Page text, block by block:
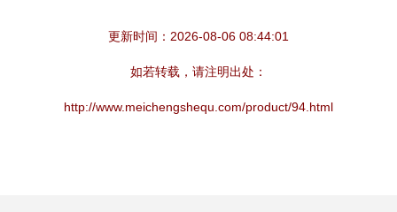
更新时间：2026-08-06 08:44:01
如若转载，请注明出处：
http://www.meichengshequ.com/product/94.html